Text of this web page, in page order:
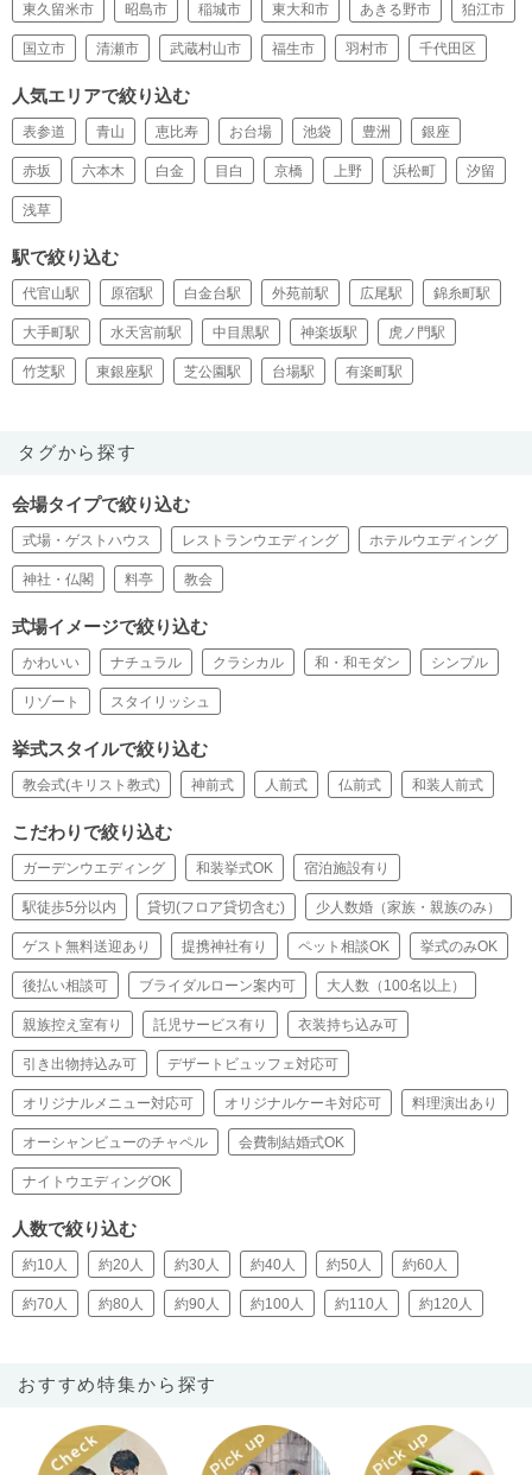
東久留米市 昭島市 稲城市 東大和市 あきる野市 狛江市
国立市 清瀬市 武蔵村山市 福生市 羽村市 千代田区
人気エリアで絞り込む
表参道 青山 恵比寿 お台場 池袋 豊洲 銀座
赤坂 六本木 白金 目白 京橋 上野 浜松町 汐留
浅草
駅で絞り込む
代官山駅 原宿駅 白金台駅 外苑前駅 広尾駅 錦糸町駅
大手町駅 水天宮前駅 中目黒駅 神楽坂駅 虎ノ門駅
竹芝駅 東銀座駅 芝公園駅 台場駅 有楽町駅
タグから探す
会場タイプで絞り込む
式場・ゲストハウス レストランウエディング ホテルウエディング
神社・仏閣 料亭 教会
式場イメージで絞り込む
かわいい ナチュラル クラシカル 和・和モダン シンプル
リゾート スタイリッシュ
挙式スタイルで絞り込む
教会式(キリスト教式) 神前式 人前式 仏前式 和装人前式
こだわりで絞り込む
ガーデンウエディング 和装挙式OK 宿泊施設有り
駅徒歩5分以内 貸切(フロア貸切含む) 少人数婚（家族・親族のみ）
ゲスト無料送迎あり 提携神社有り ペット相談OK 挙式のみOK
後払い相談可 ブライダルローン案内可 大人数（100名以上）
親族控え室有り 託児サービス有り 衣装持ち込み可
引き出物持込み可 デザートビュッフェ対応可
オリジナルメニュー対応可 オリジナルケーキ対応可 料理演出あり
オーシャンビューのチャペル 会費制結婚式OK
ナイトウエディングOK
人数で絞り込む
約10人 約20人 約30人 約40人 約50人 約60人
約70人 約80人 約90人 約100人 約110人 約120人
おすすめ特集から探す